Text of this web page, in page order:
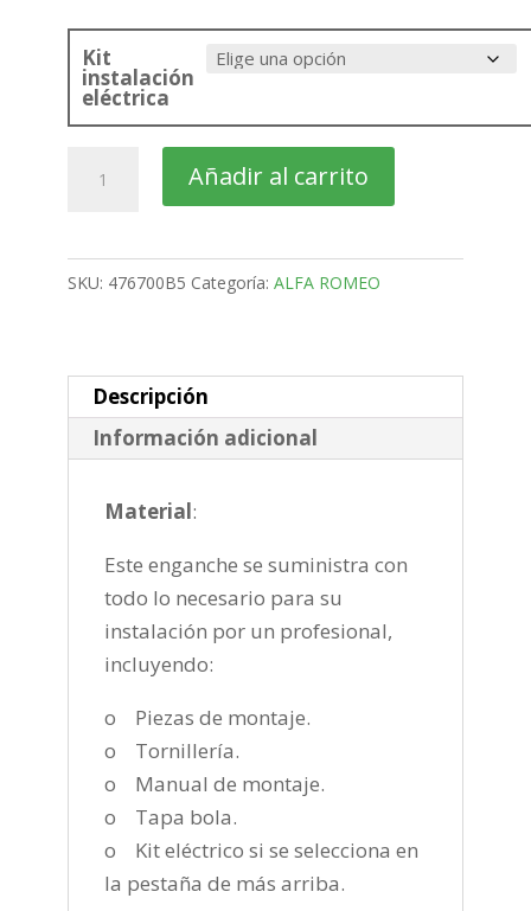
Kit
instalación
eléctrica
ROMEO
Familiar
Bola
2006-
2011
Añadir al carrito
SKU: 476700B5 Categoría: ALFA ROMEO
Descripción
Información adicional
Material:
Este enganche se suministra con
todo lo necesario para su
instalación por un profesional,
incluyendo:
o Piezas de montaje.
o Tornillería.
o Manual de montaje.
o Tapa bola.
o Kit eléctrico si se selecciona en
la pestaña de más arriba.